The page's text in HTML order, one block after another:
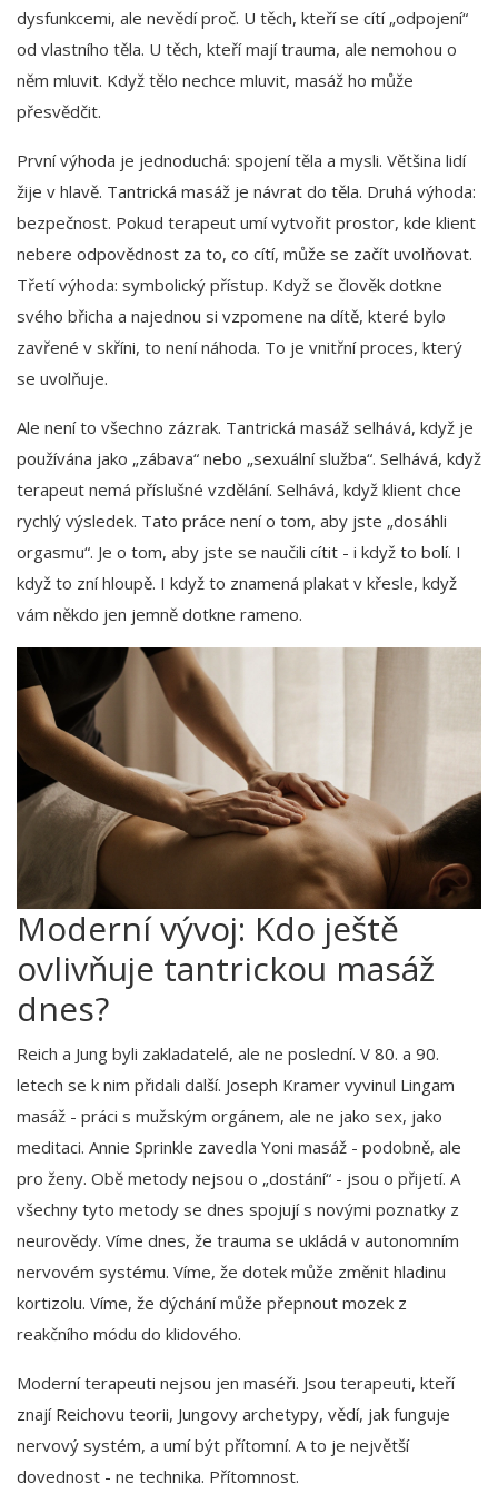
dysfunkcemi, ale nevědí proč. U těch, kteří se cítí „odpojení“
od vlastního těla. U těch, kteří mají trauma, ale nemohou o
něm mluvit. Když tělo nechce mluvit, masáž ho může
přesvědčit.
První výhoda je jednoduchá: spojení těla a mysli. Většina lidí
žije v hlavě. Tantrická masáž je návrat do těla. Druhá výhoda:
bezpečnost. Pokud terapeut umí vytvořit prostor, kde klient
nebere odpovědnost za to, co cítí, může se začít uvolňovat.
Třetí výhoda: symbolický přístup. Když se člověk dotkne
svého břicha a najednou si vzpomene na dítě, které bylo
zavřené v skříni, to není náhoda. To je vnitřní proces, který
se uvolňuje.
Ale není to všechno zázrak. Tantrická masáž selhává, když je
používána jako „zábava“ nebo „sexuální služba“. Selhává, když
terapeut nemá příslušné vzdělání. Selhává, když klient chce
rychlý výsledek. Tato práce není o tom, aby jste „dosáhli
orgasmu“. Je o tom, aby jste se naučili cítit - i když to bolí. I
když to zní hloupě. I když to znamená plakat v křesle, když
vám někdo jen jemně dotkne rameno.
Moderní vývoj: Kdo ještě
ovlivňuje tantrickou masáž
dnes?
Reich a Jung byli zakladatelé, ale ne poslední. V 80. a 90.
letech se k nim přidali další. Joseph Kramer vyvinul Lingam
masáž - práci s mužským orgánem, ale ne jako sex, jako
meditaci. Annie Sprinkle zavedla Yoni masáž - podobně, ale
pro ženy. Obě metody nejsou o „dostání“ - jsou o přijetí. A
všechny tyto metody se dnes spojují s novými poznatky z
neurovědy. Víme dnes, že trauma se ukládá v autonomním
nervovém systému. Víme, že dotek může změnit hladinu
kortizolu. Víme, že dýchání může přepnout mozek z
reakčního módu do klidového.
Moderní terapeuti nejsou jen maséři. Jsou terapeuti, kteří
znají Reichovu teorii, Jungovy archetypy, vědí, jak funguje
nervový systém, a umí být přítomní. A to je největší
dovednost - ne technika. Přítomnost.